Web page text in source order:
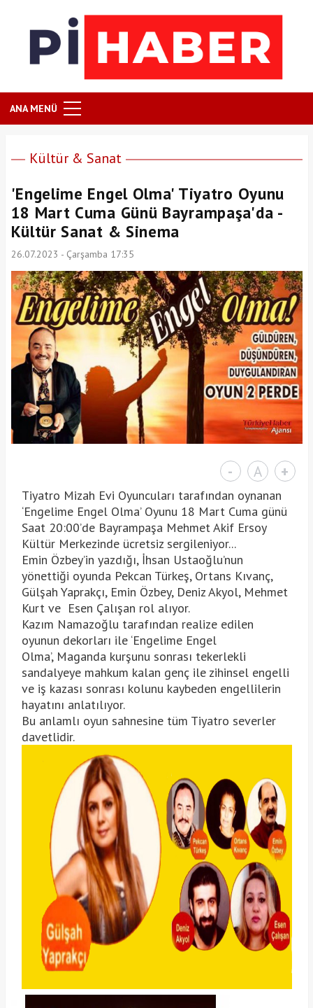
ANA MENÜ
Kültür & Sanat
'Engelime Engel Olma' Tiyatro Oyunu
18 Mart Cuma Günü Bayrampaşa'da -
Kültür Sanat & Sinema
26.07.2023 - Çarşamba 17:35
- A +
Tiyatro Mizah Evi Oyuncuları tarafından oynanan
‘Engelime Engel Olma’ Oyunu 18 Mart Cuma günü
Saat 20:00’de Bayrampaşa Mehmet Akif Ersoy
Kültür Merkezinde ücretsiz sergileniyor...
Emin Özbey’in yazdığı, İhsan Ustaoğlu’nun
yönettiği oyunda Pekcan Türkeş, Ortans Kıvanç,
Gülşah Yaprakçı, Emin Özbey, Deniz Akyol, Mehmet
Kurt ve Esen Çalışan rol alıyor.
Kazım Namazoğlu tarafından realize edilen
oyunun dekorları ile ‘Engelime Engel
Olma’, Maganda kurşunu sonrası tekerlekli
sandalyeye mahkum kalan genç ile zihinsel engelli
ve iş kazası sonrası kolunu kaybeden engellilerin
hayatını anlatılıyor.
Bu anlamlı oyun sahnesine tüm Tiyatro severler
davetlidir.